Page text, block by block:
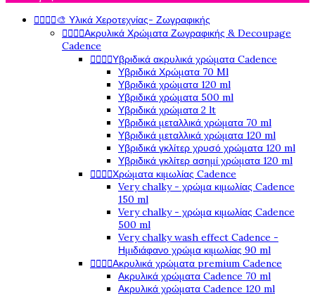
   🎨 Υλικά Χεροτεχνίας- Ζωγραφικής
   Ακρυλικά Χρώματα Ζωγραφικής & Decoupage
Cadence
   Υβριδικά ακρυλικά χρώματα Cadence
Υβριδικά Χρώματα 70 Ml
Υβριδικά χρώματα 120 ml
Υβριδικά χρώματα 500 ml
Υβριδικά χρώματα 2 lt
Υβριδικά μεταλλικά χρώματα 70 ml
Υβριδικά μεταλλικά χρώματα 120 ml
Υβριδικά γκλίτερ χρυσό χρώματα 120 ml
Υβριδικά γκλίτερ ασημί χρώματα 120 ml
   Χρώματα κιμωλίας Cadence
Very chalky - χρώμα κιμωλίας Cadence
150 ml
Very chalky - χρώμα κιμωλίας Cadence
500 ml
Very chalky wash effect Cadence -
Ημιδιάφανο χρώμα κιμωλίας 90 ml
   Ακρυλικά χρώματα premium Cadence
Ακρυλικά χρώματα Cadence 70 ml
Ακρυλικά χρώματα Cadence 120 ml